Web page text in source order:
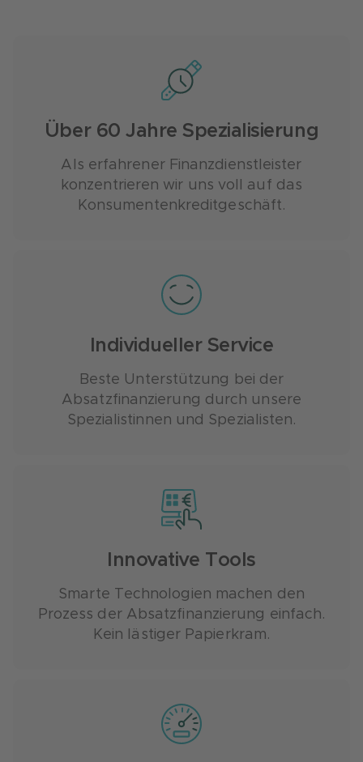
Über 60 Jahre Spezialisierung
Als erfahrener Finanzdienstleister
konzentrieren wir uns voll auf das
Konsumentenkreditgeschäft.
Individueller Service
Beste Unterstützung bei der
Absatzfinanzierung durch unsere
Spezialistinnen und Spezialisten.
Innovative Tools
Smarte Technologien machen den
Prozess der Absatzfinanzierung einfach.
Kein lästiger Papierkram.